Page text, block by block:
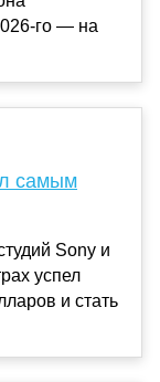
го — на
самым
Sony и
успел
и стать